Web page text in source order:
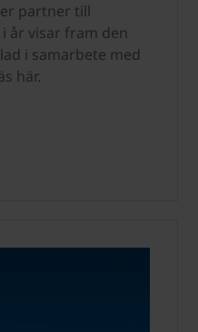
partner till
år visar fram den
i samarbete med
här.